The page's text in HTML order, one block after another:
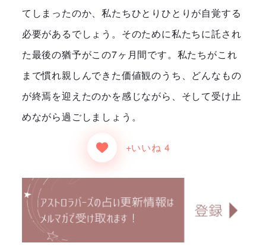
てしまったのか、私たちひとりひとりが自覚する
必要があるでしょう。そのために私たちに託され
た最後の猶予がこの7ヶ月間です。私たちがこれ
まで慣れ親しんできた価値観のうち、どんなもの
が終焉を迎えたのかを感じながら、そして受け止
めながら過ごしましょう。
+いいね 4